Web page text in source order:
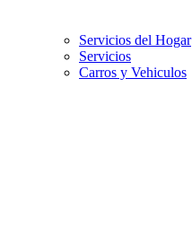
Servicios del Hogar
Servicios
Carros y Vehiculos